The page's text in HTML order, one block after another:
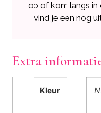
op of kom langs in
vind je een nog
Extra
Kleur